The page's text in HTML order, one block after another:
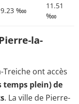
9.23 ‱
11.51
‱
la-
Treiche ont accès
temps plein) de
. La ville de Pierre-